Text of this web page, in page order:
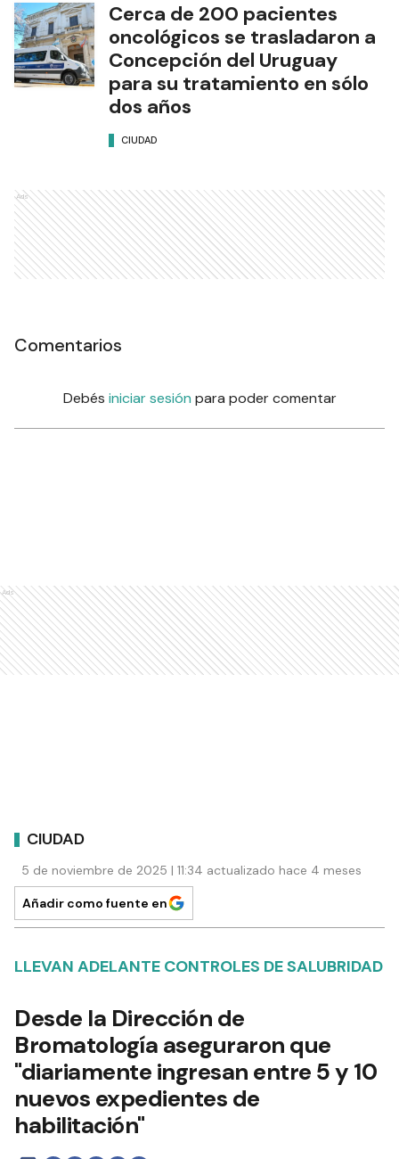
Cerca de 200 pacientes
oncológicos se trasladaron a
Concepción del Uruguay
para su tratamiento en sólo
dos años
CIUDAD
Ads
Comentarios
Debés iniciar sesión para poder comentar
Ads
CIUDAD
5 de noviembre de 2025 | 11:34 actualizado hace 4 meses
Añadir como fuente en
LLEVAN ADELANTE CONTROLES DE SALUBRIDAD
Desde la Dirección de
Bromatología aseguraron que
"diariamente ingresan entre 5 y 10
nuevos expedientes de
habilitación"